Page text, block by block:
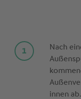
Nach
innen ab.